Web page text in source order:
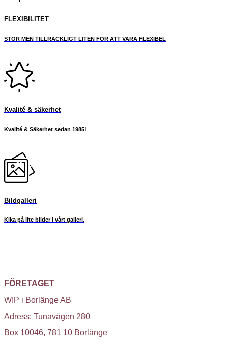
FLEXIBILITET
STOR MEN TILLRÄCKLIGT LITEN FÖR ATT VARA FLEXIBEL
Kvalité & säkerhet
Kvalité & Säkerhet sedan 1985!
Bildgalleri
Kika på lite bilder i vårt galleri.
FÖRETAGET
WIP i Borlänge AB
Adress: Tunavägen 280
Box 10046, 781 10 Borlänge